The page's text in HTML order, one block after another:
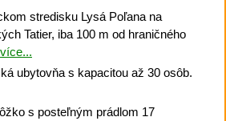
stredisku Lysá Poľana na
Tatier, iba 100 m od hraničného
více...
ubytovňa s kapacitou až 30 osôb.
s posteľným prádlom 17